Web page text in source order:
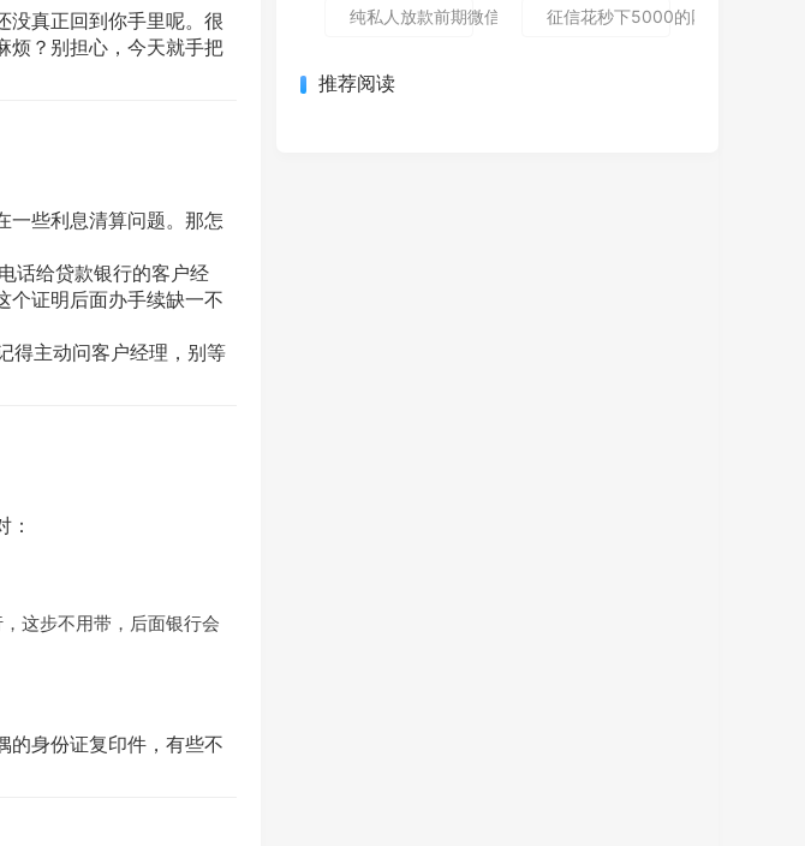
没真正回到你手里呢。很
烦？别担心，今天就手把
一些利息清算问题。那怎
话给贷款银行的客户经
个证明后面办手续缺一不
得主动问客户经理，别等
这步不用带，后面银行会
的身份证复印件，有些不
纯私人放款前期微信私人贷,为您介绍5款包下款的黑户口子
征信花秒下5000的网贷哪个还能
推荐阅读